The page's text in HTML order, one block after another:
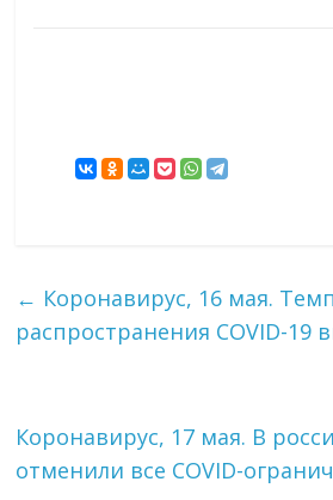
← Коронавирус, 16 мая.
распространения COVID-19
Коронавирус, 17 мая. В
отменили все COVID-